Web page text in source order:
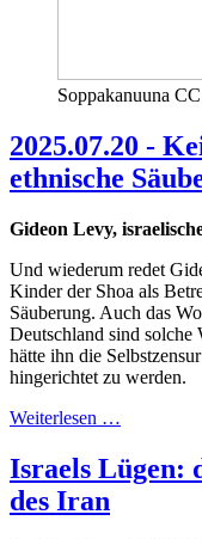
Soppakanuuna
2025.07.20 -
ethnische
Gideon Levy,
Und wiederum redet
Kinder der Shoa als
Säuberung. Auch das
Deutschland sind solche
hätte ihn die
hingerichtet zu werden.
Weiterlesen …
Israels Lügen:
des Iran